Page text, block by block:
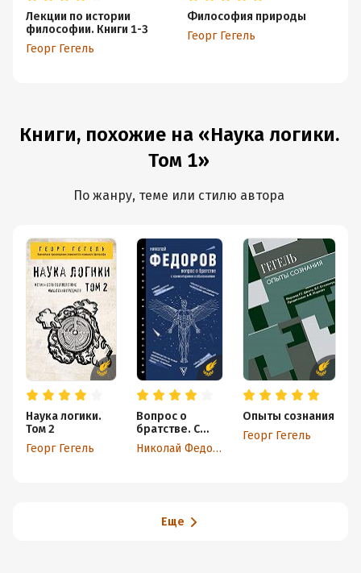
Лекции по истории
философии. Книги 1-3
Георг Гегель
Философия природы
Георг Гегель
Книги, похожие на «Наука логики.
Том 1»
По жанру, теме или стилю автора
Наука логики.
Том 2
Георг Гегель
Вопрос о
братстве. С
комментариями
и
Николай Федоров
Опыты сознания
Георг Гегель
Еще